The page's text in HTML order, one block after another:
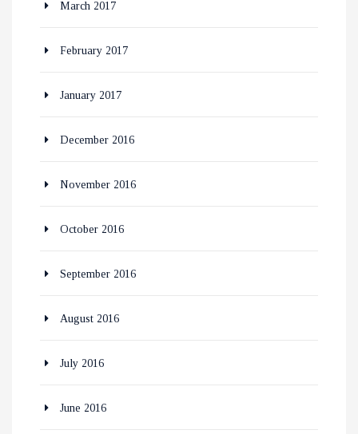
March 2017
February 2017
January 2017
December 2016
November 2016
October 2016
September 2016
August 2016
July 2016
June 2016